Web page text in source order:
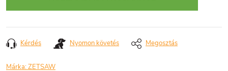
Kérdés Nyomon követés Megosztás
Márka:ZETSAW